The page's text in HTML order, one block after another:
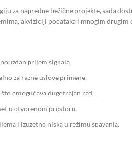
za napredne bežične projekte, sada
akviziciji podataka i mnogim drugim
prijem signala.
za razne uslove primene.
omogućava dugotrajan rad.
u otvorenom prostoru.
i izuzetno niska u režimu spavanja.